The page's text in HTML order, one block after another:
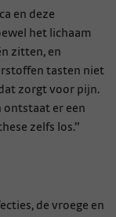
en deze
het lichaam
zitten, en
tasten niet
zorgt voor pijn.
ontstaat er een
zelfs los.”
de vroege en